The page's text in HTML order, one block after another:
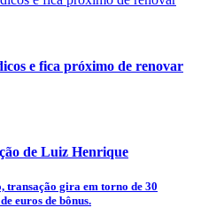
e fica próximo de renovar
de Luiz Henrique
transação gira em torno de 30
euros de bônus.